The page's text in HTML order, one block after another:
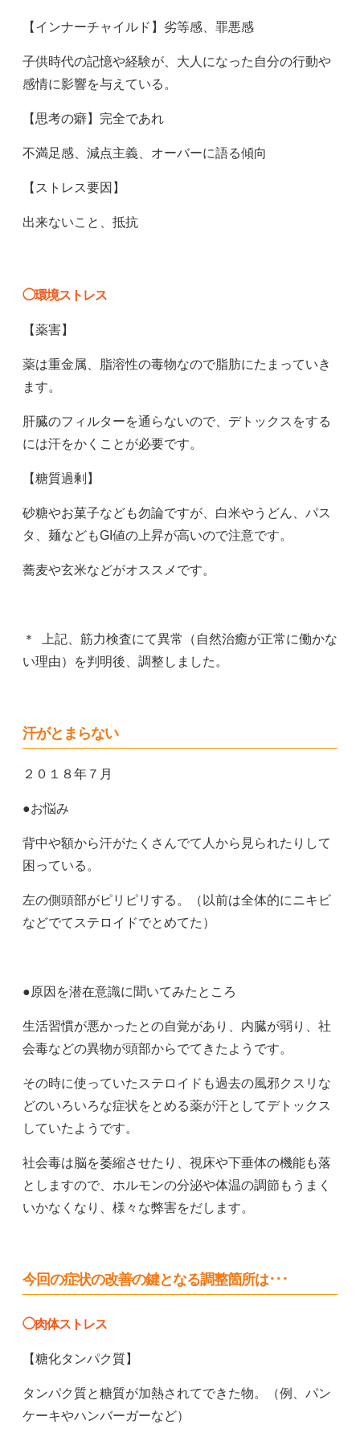
【インナーチャイルド】劣等感、罪悪感
子供時代の記憶や経験が、大人になった自分の行動や
感情に影響を与えている。
【思考の癖】完全であれ
不満足感、減点主義、オーバーに語る傾向
【ストレス要因】
出来ないこと、抵抗
◯環境ストレス
【薬害】
薬は重金属、脂溶性の毒物なので脂肪にたまっていき
ます。
肝臓のフィルターを通らないので、デトックスをする
には汗をかくことが必要です。
【糖質過剰】
砂糖やお菓子なども勿論ですが、白米やうどん、パス
タ、麺などもGI値の上昇が高いので注意です。
蕎麦や玄米などがオススメです。
＊ 上記、筋力検査にて異常（自然治癒が正常に働かな
い理由）を判明後、調整しました。
汗がとまらない
２０１８年７月
●お悩み
背中や額から汗がたくさんでて人から見られたりして
困っている。
左の側頭部がピリピリする。（以前は全体的にニキビ
などでてステロイドでとめてた）
●原因を潜在意識に聞いてみたところ
生活習慣が悪かったとの自覚があり、内臓が弱り、社
会毒などの異物が頭部からでてきたようです。
その時に使っていたステロイドも過去の風邪クスリな
どのいろいろな症状をとめる薬が汗としてデトックス
していたようです。
社会毒は脳を萎縮させたり、視床や下垂体の機能も落
としますので、 ホルモンの分泌や体温の調節もうまく
いかなくなり、様々な弊害をだします。
今回の症状の改善の鍵となる調整箇所は･･･
◯肉体ストレス
【糖化タンパク質】
タンパク質と糖質が加熱されてできた物。（例、パン
ケーキやハンバーガーなど）